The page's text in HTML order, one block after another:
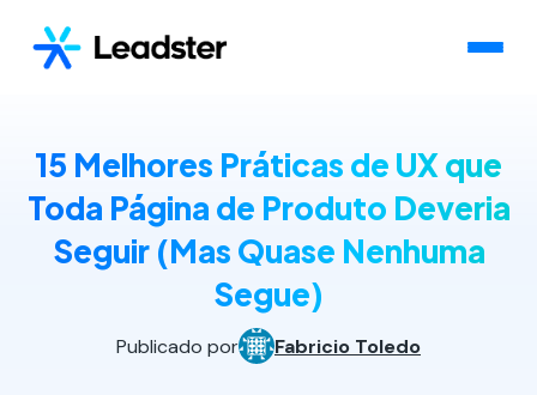
15 Melhores Práticas de UX que
Toda Página de Produto Deveria
Seguir (Mas Quase Nenhuma
Segue)
Publicado por Fabricio Toledo